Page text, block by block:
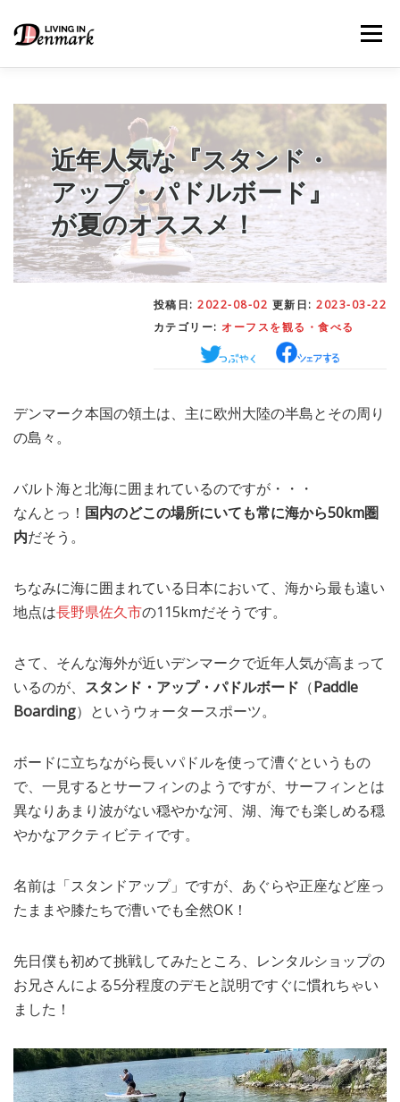
メニュー
LIFE TIPS– 生活便利帳 – ごはん事情
STUDY– 留学関連情報
WORK– デンマークの働き方
– 日本人の考察
MEDIA– メディア掲載 TRAVEL– 旅行
EVERYDAY– 日常ブログ
近年人気な『スタンド・
アップ・パドルボード』
が夏のオススメ！
投稿日: 2022-08-02 更新日: 2023-03-22
カテゴリー: オーフスを観る・食べる
デンマーク本国の領土は、主に欧州大陸の半島とその周り
の島々。
バルト海と北海に囲まれているのですが・・・
なんとっ！ 国内のどこの場所にいても常に海から50km圏
内だそう。
ちなみに海に囲まれている日本において、海から最も遠い
地点は長野県佐久市の115kmだそうです。
さて、そんな海外が近いデンマークで近年人気が高まって
いるのが、 スタンド・アップ・パドルボード （Paddle
Boarding）というウォータースポーツ。
ボードに立ちながら長いパドルを使って漕ぐというもの
で、一見するとサーフィンのようですが、サーフィンとは
異なりあまり波がない穏やかな河、湖、海でも楽しめる穏
やかなアクティビティです。
名前は「スタンドアップ」ですが、あぐらや正座など座っ
たままや膝たちで漕いでも全然OK！
先日僕も初めて挑戦してみたところ、レンタルショップの
お兄さんによる5分程度のデモと説明ですぐに慣れちゃい
ました！